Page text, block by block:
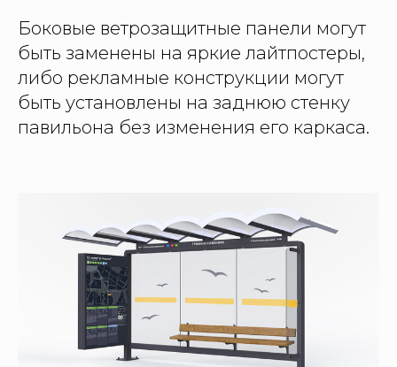
Боковые ветрозащитные панели могут
быть заменены на яркие лайтпостеры,
либо рекламные конструкции могут
быть установлены на заднюю стенку
павильона без изменения его каркаса.